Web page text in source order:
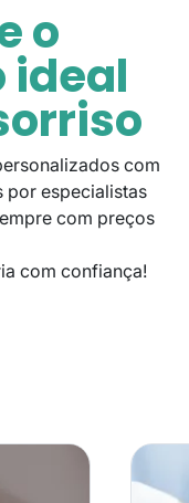
o
ideal
com
por especialistas
com preços
com confiança!